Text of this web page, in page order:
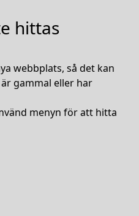
hittas
webbplats, så det kan
gammal eller har
menyn för att hitta